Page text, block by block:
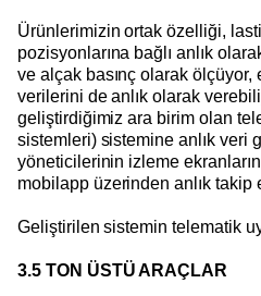
Ürünlerimizin ortak özelliği,
pozisyonlarına bağlı anlık
ve alçak basınç olarak ölçüyor,
verilerini de anlık olarak
geliştirdiğimiz ara birim olan
sistemleri) sistemine anlık veri
yöneticilerinin izleme
mobilapp üzerinden anlık takip
Geliştirilen sistemin telematik
3.5 TON ÜSTÜ ARAÇLAR